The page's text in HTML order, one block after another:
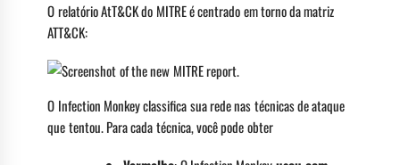
O relatório AtT&CK do MITRE é centrado em torno da matriz
ATT&CK:
O Infection Monkey classifica sua rede nas técnicas de ataque
que tentou. Para cada técnica, você pode obter